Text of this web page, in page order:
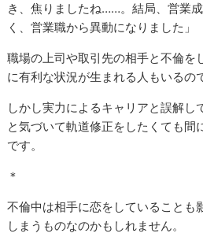
き、焦りましたね……。結局、営業
く、営業職から異動になりました」
職場の上司や取引先の相手と不倫を
に有利な状況が生まれる人もいるの
しかし実力によるキャリアと誤解し
と気づいて軌道修正をしたくても間
です。
＊
不倫中は相手に恋をしていることも
しまうものなのかもしれません。